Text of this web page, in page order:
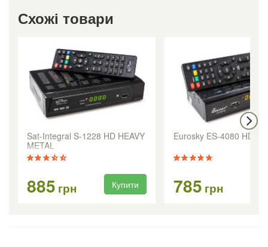
Схожі товари
Sat-Integral S-1228 HD HEAVY
METAL
885 грн Купити
Eurosky ES-4080 HD
785 грн